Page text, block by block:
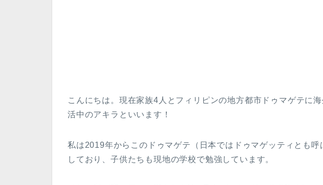
こんにちは。現在家族4人とフィリピンの地方都市ドゥマゲテに
活中のアキラといいます！
私は2019年からこのドゥマゲテ（日本ではドゥマゲッティとも呼
しており、子供たちも現地の学校で勉強しています。